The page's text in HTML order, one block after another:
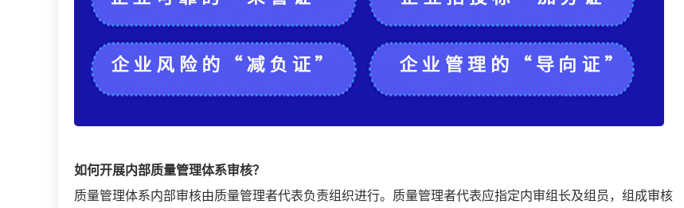
如何开展内部质量管理体系审核？
质量管理体系内部审核由质量管理者代表负责组织进行。质量管理者代表应指定内审组长及组员，组成审核